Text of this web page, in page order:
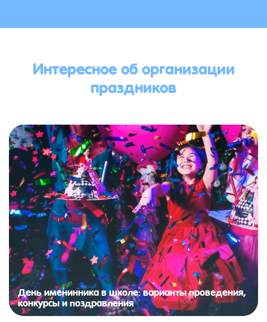
Интересное об организации
праздников
День именинника в школе: варианты проведения,
конкурсы и поздравления